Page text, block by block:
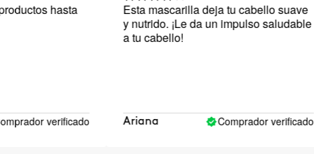
hasta
verificado
Esta mascarilla deja tu cabello suave
y nutrido. ¡Le da un impulso saludable
a tu cabello!
Ariana Comprador verificado